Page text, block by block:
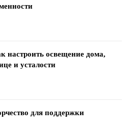
настроить освещение дома,
и усталости
для поддержки